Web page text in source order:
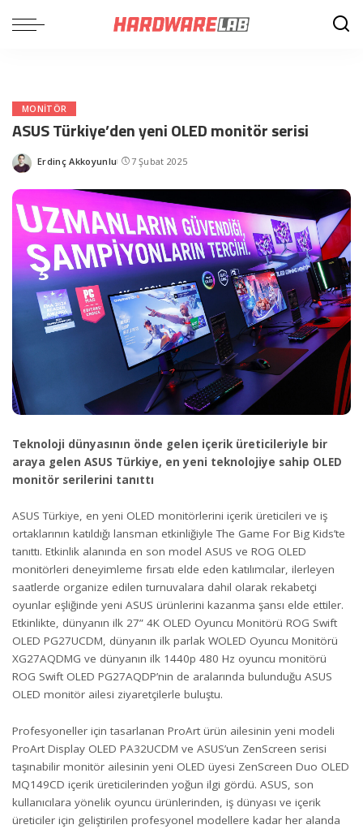
MONITÖR
ASUS Türkiye’den yeni OLED monitör serisi
Posted
Erdinç Akkoyunlu 7 Şubat 2025
Teknoloji dünyasının önde gelen içerik üreticileriyle bir
araya gelen ASUS Türkiye, en yeni teknolojiye sahip OLED
monitör serilerini tanıttı
ASUS Türkiye, en yeni OLED monitörlerini içerik üreticileri ve iş
ortaklarının katıldığı lansman etkinliğiyle The Game For Big Kids’te
tanıttı. Etkinlik alanında en son model ASUS ve ROG OLED
monitörleri deneyimleme fırsatı elde eden katılımcılar, ilerleyen
saatlerde organize edilen turnuvalara dahil olarak rekabetçi
oyunlar eşliğinde yeni ASUS ürünlerini kazanma şansı elde ettiler.
Etkinlikte, dünyanın ilk 27” 4K OLED Oyuncu Monitörü ROG Swift
OLED PG27UCDM, dünyanın ilk parlak WOLED Oyuncu Monitörü
XG27AQDMG ve dünyanın ilk 1440p 480 Hz oyuncu monitörü
ROG Swift OLED PG27AQDP’nin de aralarında bulunduğu ASUS
OLED monitör ailesi ziyaretçilerle buluştu.
Profesyoneller için tasarlanan ProArt ürün ailesinin yeni modeli
ProArt Display OLED PA32UCDM ve ASUS’un ZenScreen serisi
taşınabilir monitör ailesinin yeni OLED üyesi ZenScreen Duo OLED
MQ149CD içerik üreticilerinden yoğun ilgi gördü. ASUS, son
kullanıcılara yönelik oyuncu ürünlerinden, iş dünyası ve içerik
üreticiler için geliştirilen profesyonel modellere kadar her alanda